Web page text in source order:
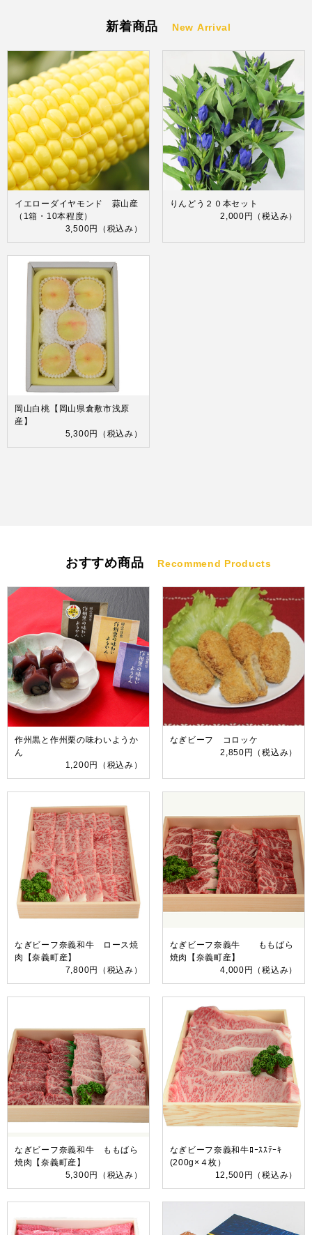
新着商品 New Arrival
イエローダイヤモンド 蒜山産
（1箱・10本程度）
3,500円
（税込み）
りんどう２０本セット
2,000円
（税込み）
岡山白桃【岡山県倉敷市浅原
産】
5,300円
（税込み）
おすすめ商品 Recommend Products
作州黒と作州栗の味わいようか
ん
1,200円
（税込み）
なぎビーフ コロッケ
2,850円 （税込み）
なぎビーフ奈義和牛 ロース焼
肉【奈義町産】
7,800円
（税込み）
なぎビーフ奈義牛 ももばら
焼肉【奈義町産】
4,000円 （税込み）
なぎビーフ奈義和牛 ももばら
焼肉【奈義町産】
5,300円
（税込み）
なぎビーフ奈義和牛ﾛｰｽｽﾃｰｷ
(200g×４枚）
12,500円 （税込み）